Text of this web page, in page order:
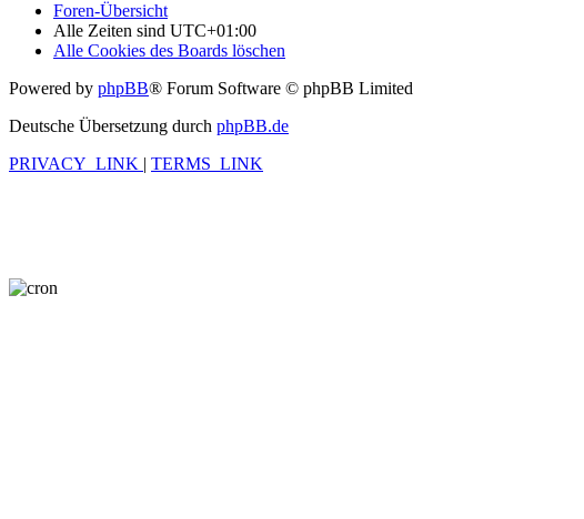
Foren-Übersicht
Alle Zeiten sind UTC+01:00
Alle Cookies des Boards löschen
Powered by phpBB® Forum Software © phpBB Limited
Deutsche Übersetzung durch phpBB.de
PRIVACY_LINK | TERMS_LINK